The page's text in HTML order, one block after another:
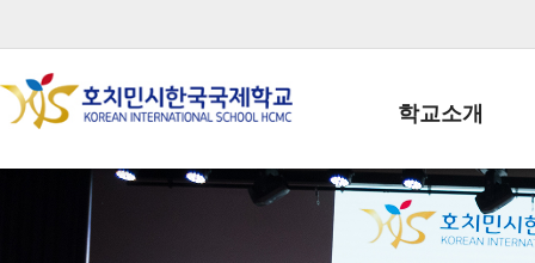
학교소개
학교장인사말
학생회장인사말